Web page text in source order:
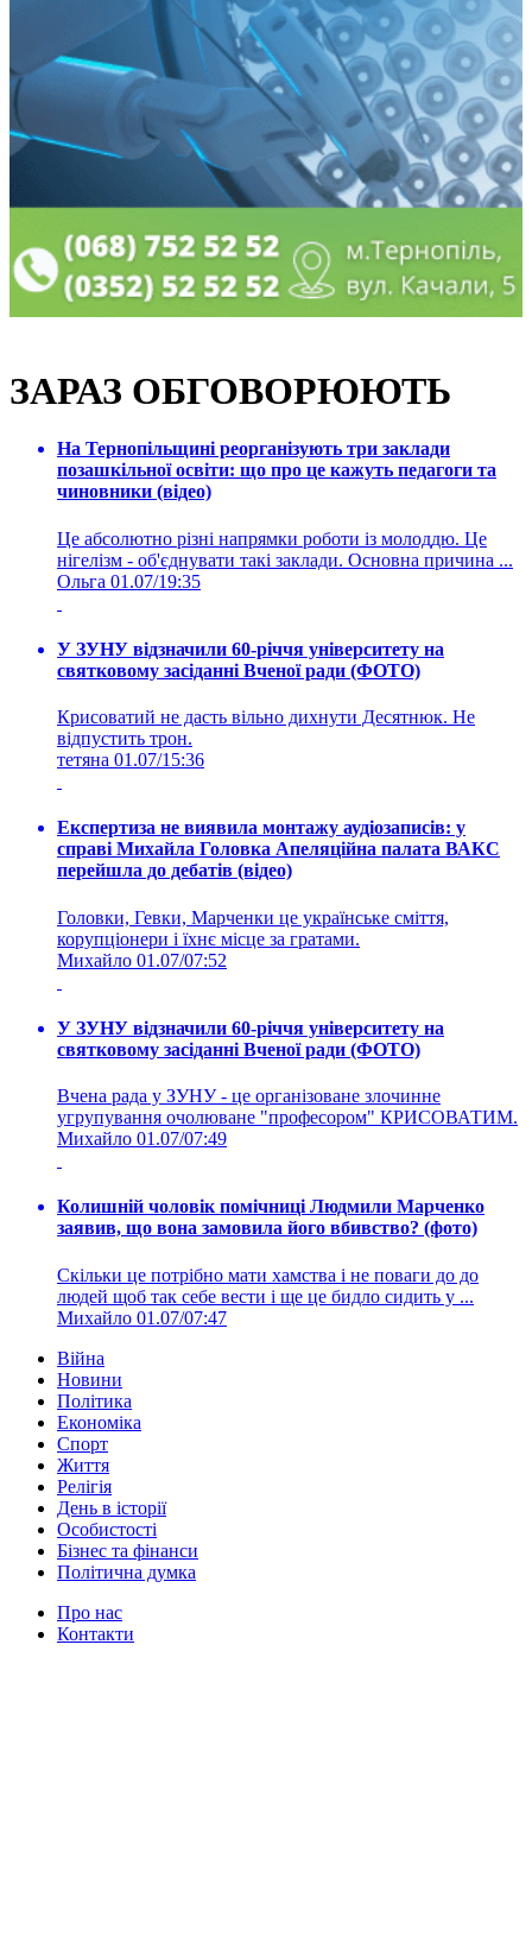
ЗАРАЗ ОБГОВОРЮЮТЬ
На Тернопільщині реорганізують три заклади
позашкільної освіти: що про це кажуть педагоги та
чиновники (відео)
Це абсолютно різні напрямки роботи із молоддю. Це
нігелізм - об'єднувати такі заклади. Основна причина ...
Ольга 01.07/19:35
У ЗУНУ відзначили 60-річчя університету на
святковому засіданні Вченої ради (ФОТО)
Крисоватий не дасть вільно дихнути Десятнюк. Не
відпустить трон.
тетяна 01.07/15:36
Експертиза не виявила монтажу аудіозаписів: у
справі Михайла Головка Апеляційна палата ВАКС
перейшла до дебатів (відео)
Головки, Гевки, Марченки це українське сміття,
корупціонери і їхнє місце за гратами.
Михайло 01.07/07:52
У ЗУНУ відзначили 60-річчя університету на
святковому засіданні Вченої ради (ФОТО)
Вчена рада у ЗУНУ - це організоване злочинне
угрупування очолюване "професором" КРИСОВАТИМ.
Михайло 01.07/07:49
Колишній чоловік помічниці Людмили Марченко
заявив, що вона замовила його вбивство? (фото)
Скільки це потрібно мати хамства і не поваги до до
людей щоб так себе вести і ще це бидло сидить у ...
Михайло 01.07/07:47
Війна
Новини
Політика
Економіка
Спорт
Життя
Релігія
День в історії
Особистості
Бізнес та фінанси
Політична думка
Про нас
Контакти